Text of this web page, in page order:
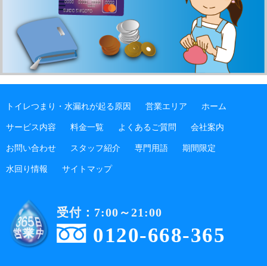
トイレつまり・水漏れが起る原因 営業エリア ホーム
サービス内容 料金一覧 よくあるご質問 会社案内
お問い合わせ スタッフ紹介 専門用語 期間限定
水回り情報 サイトマップ
0120-668-365
受付：7:00～21:00